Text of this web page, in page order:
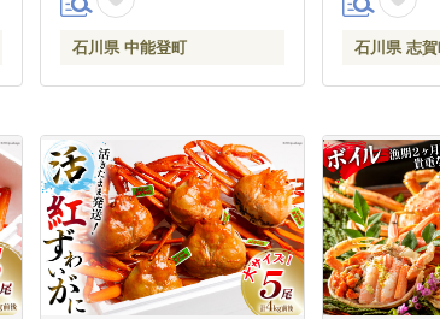
石川県 中能登町 石川県 志